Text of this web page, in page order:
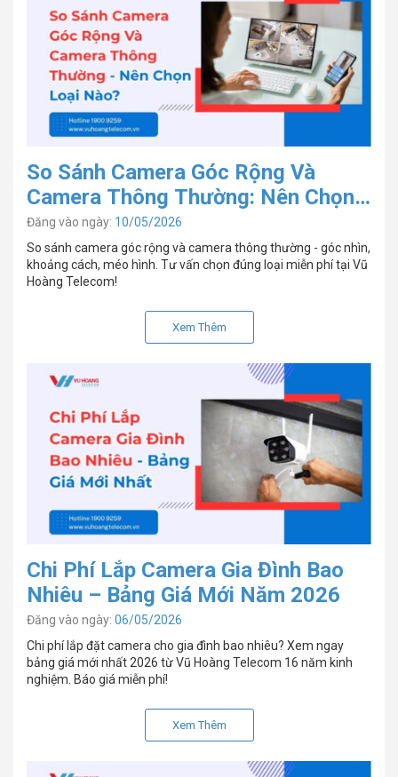
So Sánh Camera Góc Rộng Và
Camera Thông Thường: Nên Chọn
Loại Nào?
Đăng vào ngày: 10/05/2026
So sánh camera góc rộng và camera thông thường - góc nhìn,
khoảng cách, méo hình. Tư vấn chọn đúng loại miễn phí tại Vũ
Hoàng Telecom!
Xem Thêm
Chi Phí Lắp Camera Gia Đình Bao
Nhiêu – Bảng Giá Mới Năm 2026
Đăng vào ngày: 06/05/2026
Chi phí lắp đặt camera cho gia đình bao nhiêu? Xem ngay
bảng giá mới nhất 2026 từ Vũ Hoàng Telecom 16 năm kinh
nghiệm. Báo giá miễn phí!
Xem Thêm